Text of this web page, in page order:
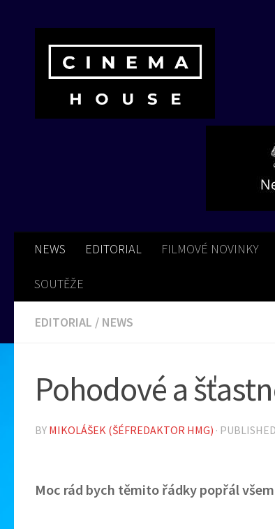
NEWS EDITORIAL FILMOVÉ NOVINKY
SOUTĚŽE
EDITORIAL / NEWS
Pohodové a
BY MIKOLÁŠEK (ŠÉFREDAKTOR HMG) · PUBLISHED
Moc rád bych těmito řádky popřál